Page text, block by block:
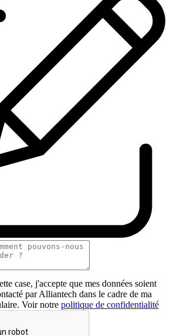
case, j'accepte que mes données soient
par Alliantech dans le cadre de ma
Voir notre politique de confidentialité